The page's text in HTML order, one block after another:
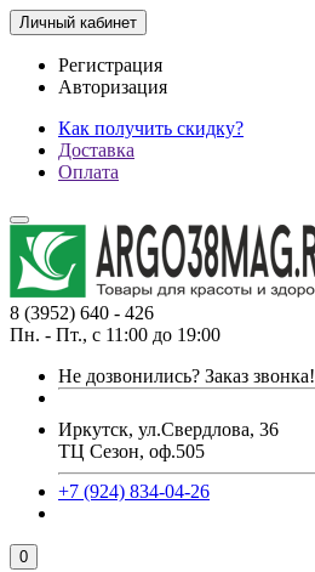
Личный кабинет
Регистрация
Авторизация
Как получить скидку?
Доставка
Оплата
8 (3952) 640 - 426
Пн. - Пт., с 11:00 до 19:00
Не дозвонились? Заказ звонка!
Иркутск, ул.Свердлова, 36
ТЦ Сезон, оф.505
+7 (924) 834-04-26
0